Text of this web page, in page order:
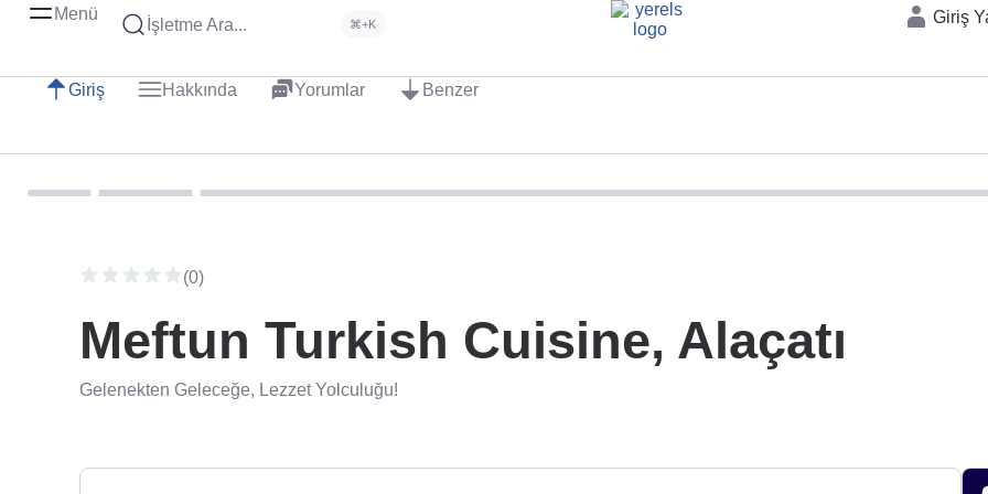
Menü
İşletme Ara... ⌘+K Giriş
Giriş Hakkında Yorumlar Benzer
(0)
Meftun Turkish Cuisine, Alaçatı
Gelenekten Geleceğe, Lezzet Yolculuğu!